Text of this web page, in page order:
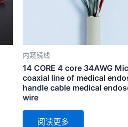
内窥镜线
14 CORE 4 core 34AWG
coaxial line of medical
handle cable medical
wire
阅读更多